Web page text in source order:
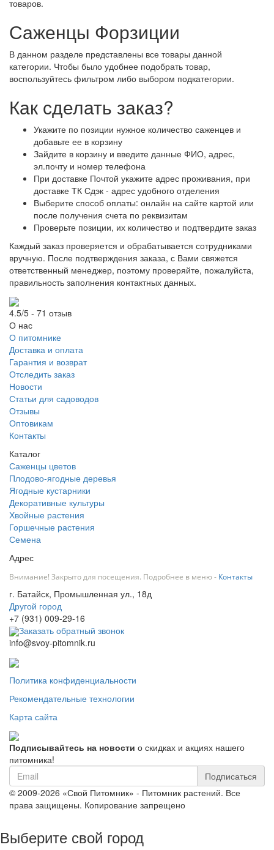
товаров.
Саженцы Форзиции
В данном разделе представлены все товары данной
категории. Чтобы было удобнее подобрать товар,
воспользуйтесь фильтром либо выбором подкатегории.
Как сделать заказ?
Укажите по позиции нужное количество саженцев и
добавьте ее в корзину
Зайдите в корзину и введите данные ФИО, адрес,
эл.почту и номер телефона
При доставке Почтой укажите адрес проживания, при
доставке ТК Сдэк - адрес удобного отделения
Выберите способ оплаты: онлайн на сайте картой или
после получения счета по реквизитам
Проверьте позиции, их количество и подтвердите заказ
Каждый заказ проверяется и обрабатывается сотрудниками
вручную. После подтверждения заказа, с Вами свяжется
ответственный менеджер, поэтому проверяйте, пожалуйста,
правильность заполнения контактных данных.
4.5/5 - 71 отзыв
О нас
О питомнике
Доставка и оплата
Гарантия и возврат
Отследить заказ
Новости
Статьи для садоводов
Отзывы
Оптовикам
Контакты
Каталог
Саженцы цветов
Плодово-ягодные деревья
Ягодные кустарники
Декоративные культуры
Хвойные растения
Горшечные растения
Семена
Адрес
Внимание! Закрыто для посещения. Подробнее в меню - Контакты
г. Батайск, Промышленная ул., 18д
Другой город
+7 (931) 009-29-16
Заказать обратный звонок
info@svoy-pitomnik.ru
Политика конфиденциальности
Рекомендательные технологии
Карта сайта
Подписывайтесь на новости о скидках и акциях нашего
питомника!
Подписаться
© 2009-2026 «Свой Питомник» - Питомник растений. Все
права защищены. Копирование запрещено
Выберите свой город